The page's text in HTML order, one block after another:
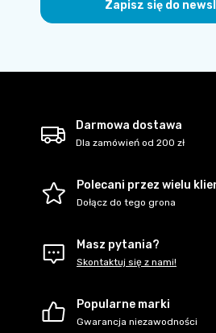
Zapisz się do
Darmowa dostawa
Dla zamówień od 200 zł
Polecani przez wielu
Dołącz do tego grona
Masz pytania?
Skontaktuj się z nami!
Popularne marki
Gwarancja niezawodności